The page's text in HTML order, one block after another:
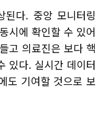
된다. 중앙 모니터링
시에 확인할 수 있어
고 의료진은 보다 핵
있다. 실시간 데이터
도 기여할 것으로 보